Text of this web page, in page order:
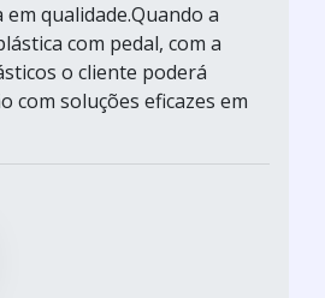
qualidade.Quando a
com pedal, com a
o cliente poderá
com soluções eficazes em